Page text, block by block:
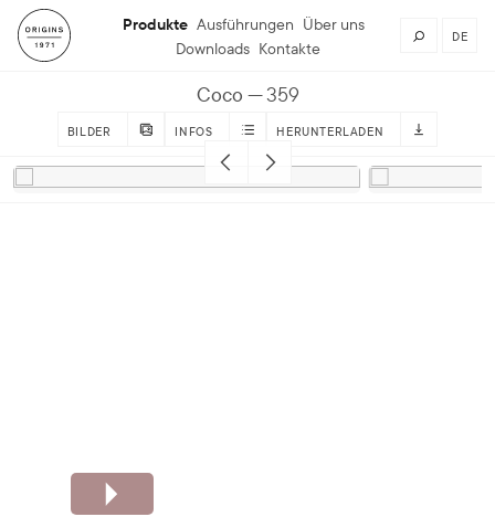
Produkte Ausführungen Über uns
Downloads Kontakte
DE
Coco 359
BILDER INFOS HERUNTERLADEN